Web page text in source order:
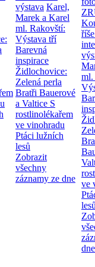
výstava Karel,
Marek a Karel
ml. Rakovští:
Výstava tří
Barevná
inspirace
Židlochovice:
Zelená perla
Bratři Bauerové
a Valtice S
rostlinolékařem
ve vinohradu
Ptáci lužních
lesů
Zobrazit
všechny
záznamy ze dne
ml.
ve
dne